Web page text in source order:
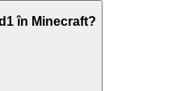
în Minecraft?